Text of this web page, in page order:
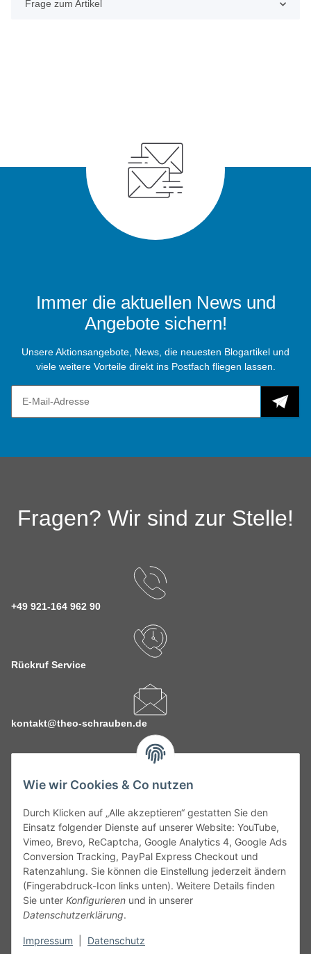
Wie wir Cookies & Co nutzen
Durch Klicken auf „Alle akzeptieren“ gestatten Sie den
Einsatz folgender Dienste auf unserer Website: YouTube,
Vimeo, Brevo, ReCaptcha, Google Analytics 4, Google Ads
Conversion Tracking, PayPal Express Checkout und
Ratenzahlung. Sie können die Einstellung jederzeit ändern
(Fingerabdruck-Icon links unten). Weitere Details finden
Sie unter Konfigurieren und in unserer
Datenschutzerklärung.
Impressum Datenschutz
Frage zum Artikel
Immer die aktuellen News und
Angebote sichern!
Unsere Aktionsangebote, News, die neuesten Blogartikel und
viele weitere Vorteile direkt ins Postfach fliegen lassen.
Fragen? Wir sind zur Stelle!
+49 921-164 962 90
Rückruf Service
kontakt@theo-schrauben.de
Service
Gesetzliche Informationen
Alle technischen Angaben ohne Gewähr. Irrtümer und fehlerhafte
Angaben vorbehalten. Wenn Sie Datenblätter oder spezielle
unseren Kundenservice. Abbildungen der Artikel können